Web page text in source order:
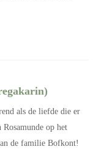
als de liefde die er
Rosamunde op het
de familie Bofkont!